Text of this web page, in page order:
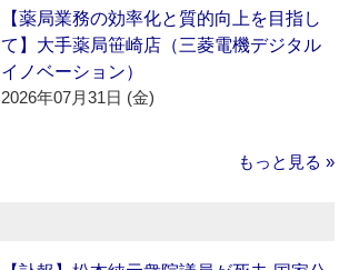
【薬局業務の効率化と質的向上を目指し
て】大手薬局笹崎店（三菱電機デジタル
イノベーション）
2026年07月31日 (金)
もっと見る »